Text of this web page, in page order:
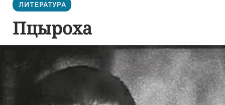
ЛИТЕРАТУРА
Пцыроха